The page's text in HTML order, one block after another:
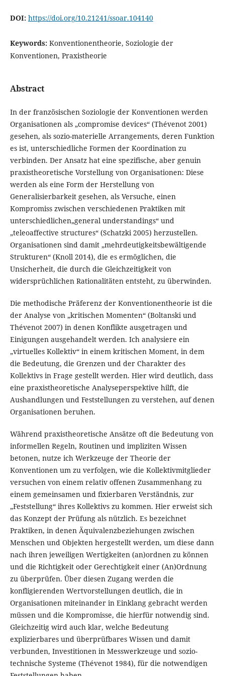
DOI: https://doi.org/10.21241/ssoar.104140
Keywords: Konventionentheorie, Soziologie der
Konventionen, Praxistheorie
Abstract
In der französischen Soziologie der Konventionen werden
Organisationen als „compromise devices“ (Thévenot 2001)
gesehen, als sozio-materielle Arrangements, deren Funktion
es ist, unterschiedliche Formen der Koordination zu
verbinden. Der Ansatz hat eine spezifische, aber genuin
praxistheoretische Vorstellung von Organisationen: Diese
werden als eine Form der Herstellung von
Generalisierbarkeit gesehen, als Versuche, einen
Kompromiss zwischen verschiedenen Praktiken mit
unterschiedlichen„general understandings“ und
„teleoaffective structures“ (Schatzki 2005) herzustellen.
Organisationen sind damit „mehrdeutigkeitsbewältigende
Strukturen“ (Knoll 2014), die es ermöglichen, die
Unsicherheit, die durch die Gleichzeitigkeit von
widersprüchlichen Rationalitäten entsteht, zu überwinden.
Die methodische Präferenz der Konventionentheorie ist die
der Analyse von „kritischen Momenten“ (Boltanski und
Thévenot 2007) in denen Konflikte ausgetragen und
Einigungen ausgehandelt werden. Ich analysiere ein
„virtuelles Kollektiv“ in einem kritischen Moment, in dem
die Bedeutung, die Grenzen und der Charakter des
Kollektivs in Frage gestellt werden. Hier wird deutlich, dass
eine praxistheoretische Analyseperspektive hilft, die
Aushandlungen und Feststellungen zu verstehen, auf denen
Organisationen beruhen.
Während praxistheoretische Ansätze oft die Bedeutung von
informellen Regeln, Routinen und impliziten Wissen
betonen, nutze ich Werkzeuge der Theorie der
Konventionen um zu verfolgen, wie die Kollektivmitglieder
versuchen von einem relativ offenen Zusammenhang zu
einem gemeinsamen und fixierbaren Verständnis, zur
„Feststellung“ ihres Kollektivs zu kommen. Hier erweist sich
das Konzept der Prüfung als nützlich. Es bezeichnet
Praktiken, in denen Äquivalenzbeziehungen zwischen
Menschen und Objekten hergestellt werden, um diese dann
nach ihren jeweiligen Wertigkeiten (an)ordnen zu können
und die Richtigkeit oder Gerechtigkeit einer (An)Ordnung
zu überprüfen. Über diesen Zugang werden die
konfligierenden Wertvorstellungen deutlich, die in
Organisationen miteinander in Einklang gebracht werden
müssen und die Kompromisse, die hierfür notwendig sind.
Gleichzeitig wird auch klar, welche Bedeutung
explizierbares und überprüfbares Wissen und damit
verbunden, Investitionen in Messwerkzeuge und sozio-
technische Systeme (Thévenot 1984), für die notwendigen